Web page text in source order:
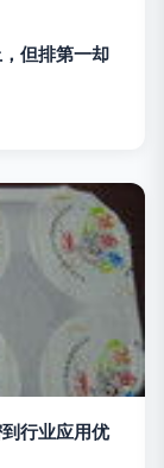
但排第一却
行业应用优